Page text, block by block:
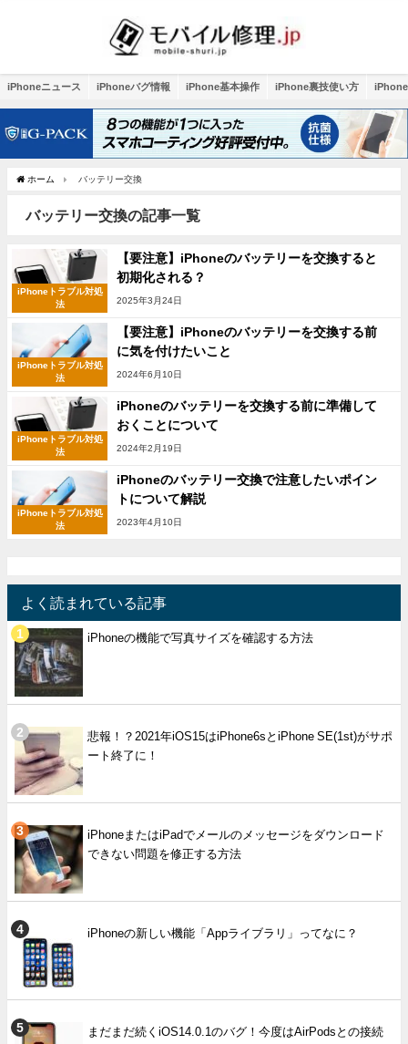
iPhoneニュース iPhoneバグ情報 iPhone基本操作 iPhone裏技使い方
ホーム バッテリー交換
バッテリー交換の記事一覧
iPhoneトラブル対処
法
【要注意】iPhoneのバッテリーを交換すると
初期化される？
2025年3月24日
iPhoneトラブル対処
法
【要注意】iPhoneのバッテリーを交換する前
に気を付けたいこと
2024年6月10日
iPhoneトラブル対処
法
iPhoneのバッテリーを交換する前に準備して
おくことについて
2024年2月19日
iPhoneトラブル対処
法
iPhoneのバッテリー交換で注意したいポイン
トについて解説
2023年4月10日
よく読まれている記事
iPhoneの機能で写真サイズを確認する方法
悲報！？2021年iOS15はiPhone6sとiPhone SE(1st)がサポ
ート終了に！
iPhoneまたはiPadでメールのメッセージをダウンロード
できない問題を修正する方法
iPhoneの新しい機能「Appライブラリ」ってなに？
まだまだ続くiOS14.0.1のバグ！今度はAirPodsとの接続